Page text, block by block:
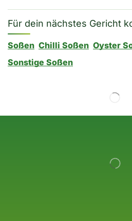
Für dein nächstes Gericht
Soßen Chilli Soßen Oyster
Sonstige Soßen